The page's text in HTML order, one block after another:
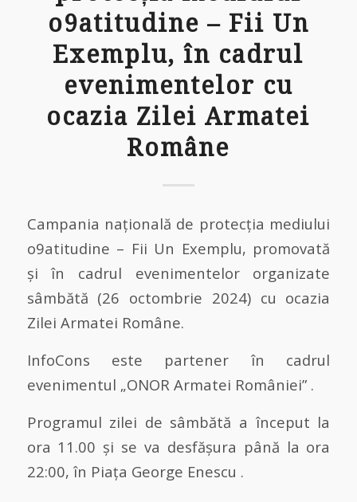
o9atitudine – Fii Un
Exemplu, în cadrul
evenimentelor cu
ocazia Zilei Armatei
Române
Campania națională de protecția mediului
o9atitudine – Fii Un Exemplu, promovată
și în cadrul evenimentelor organizate
sâmbătă (26 octombrie 2024) cu ocazia
Zilei Armatei Române.
InfoCons este partener în cadrul
evenimentul „ONOR Armatei României” .
Programul zilei de sâmbătă a început la
ora 11.00 și se va desfășura până la ora
22:00, în Piața George Enescu .